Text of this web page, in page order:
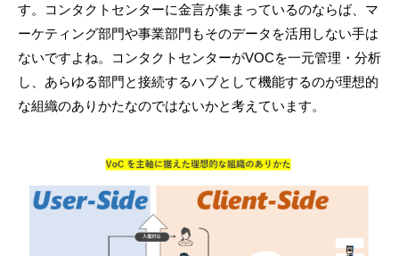
す。コンタクトセンターに金言が集まっているのならば、マ
ーケティング部門や事業部門もそのデータを活用しない手は
ないですよね。コンタクトセンターがVOCを一元管理・分析
し、あらゆる部門と接続するハブとして機能するのが理想的
な組織のありかたなのではないかと考えています。